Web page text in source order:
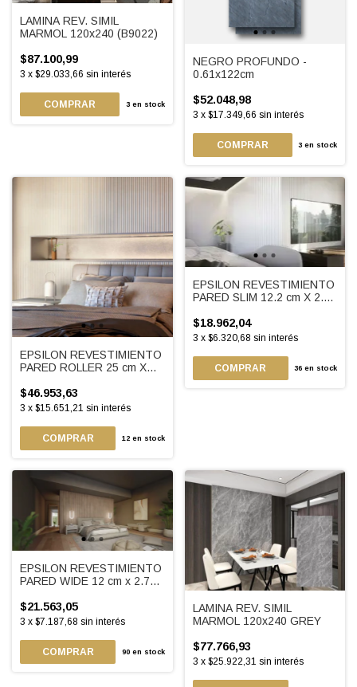
LAMINA REV. SIMIL
MARMOL 120x240 (B9022)
$87.100,99
3 x $29.033,66 sin interés
3en stock
NEGRO PROFUNDO -
0.61x122cm
$52.048,98
3 x $17.349,66 sin interés
3 en stock
EPSILON REVESTIMIENTO
PARED ROLLER 25 cm X
$46.953,63
3 x $15.651,21 sin interés
COMPRAR 12en stock
EPSILON REVESTIMIENTO
PARED SLIM 12.2 cm X 2.75
$18.962,04
3 x $6.320,68 sin interés
COMPRAR 36 en stock
EPSILON REVESTIMIENTO
PARED WIDE 12 cm x 2.75
$21.563,05
3 x $7.187,68 sin interés
COMPRAR 90en stock
LAMINA REV. SIMIL
MARMOL 120x240 GREY
$77.766,93
3 x $25.922,31 sin interés